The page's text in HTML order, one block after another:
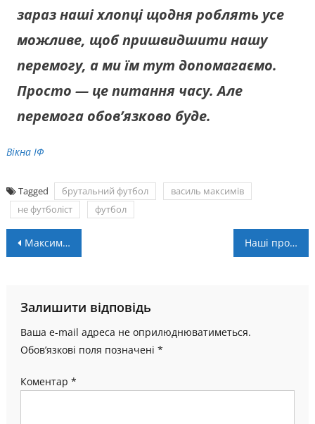
зараз наші хлопці щодня роблять усе
можливе, щоб пришвидшити нашу
перемогу, а ми їм тут допомагаємо.
Просто — це питання часу. Але
перемога обов’язково буде.
Вікна ІФ
Tagged брутальний футбол
василь максимів
не футболіст
футбол
Навігація
Максим Дрозд в складі збірної України на чемпіонат світу Наші профі. Єврокубки: сенсація від “Житлобуду-2”
Залишити відповідь
Ваша e-mail адреса не оприлюднюватиметься.
Обов’язкові поля позначені *
Коментар *